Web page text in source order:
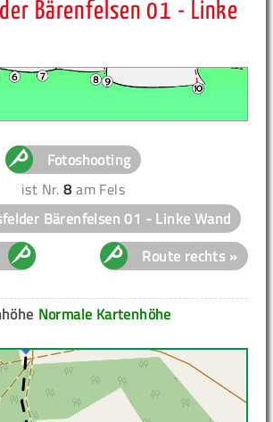
Bärenfelsen 01 - Linke
Fotoshooting
ist Nr.8 am Fels
Bärenfelsen 01 - Linke Wand
Route rechts »
Normale Kartenhöhe